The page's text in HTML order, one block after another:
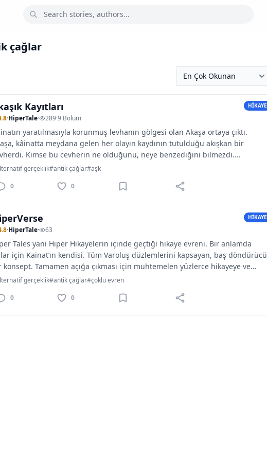
çağlar
Kayıtları HİKAYE
·HiperTale· 289·9 Bölüm
yaratılmasıyla korunmuş levhanın gölgesi olan Akaşa ortaya çıktı.
kâinatta meydana gelen her olayın kaydının tutulduğu akışkan bir
Kimse bu cevherin ne olduğunu, neye benzediğini bilmezdi....
gerçeklik#antik çağlar#aşk
0
0
HİKAYE
·HiperTale· 63
Tales yani Hiper Hikayelerin içinde geçtiği hikaye evreni. Bir anlamda
için Kainat’ın kendisi. Tüm Varoluş düzlemlerini kapsayan, baş döndürücü
konsept. Tamamen açığa çıkması için muhtemelen yüzlerce hikayeye ve
adanmış ruha ihtacı var…
gerçeklik#antik çağlar#çoklu evren
0
0